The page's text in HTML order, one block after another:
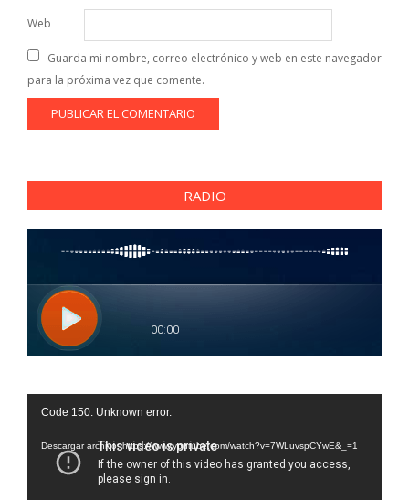
Web
Guarda mi nombre, correo electrónico y web en este navegador
para la próxima vez que comente.
RADIO
Reproductor
vídeo
Code 150: Unknown error.
Descargar archivo: https://www.youtube.com/watch?v=7WLuvspCYwE&_=1